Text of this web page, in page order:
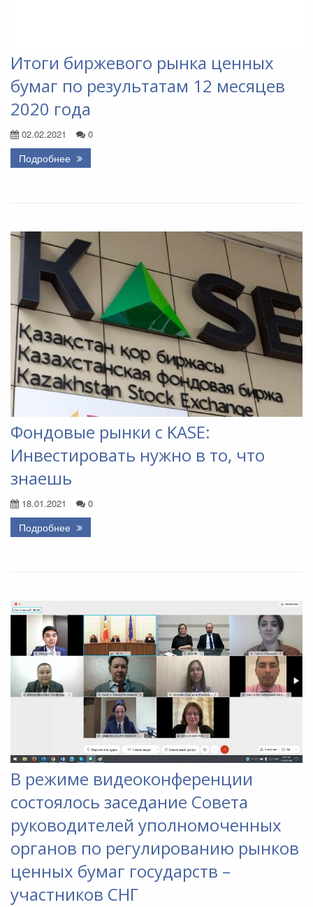
Итоги биржевого рынка ценных
бумаг по результатам 12 месяцев
2020 года
02.02.2021 0
Подробнее
Фондовые рынки с KASE:
Инвестировать нужно в то, что
знаешь
18.01.2021 0
Подробнее
В режиме видеоконференции
состоялось заседание Совета
руководителей уполномоченных
органов по регулированию рынков
ценных бумаг государств –
участников СНГ